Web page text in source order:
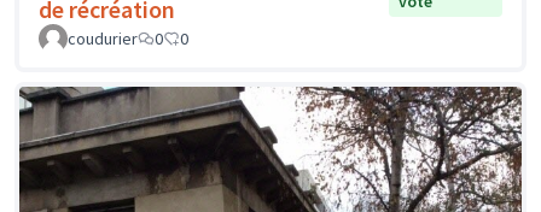
de récréation
coudurier
0 0